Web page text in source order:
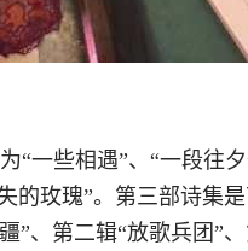
些相遇”、“一段往夕
的玫瑰”。第三部诗集
”、第二辑“放歌兵团”